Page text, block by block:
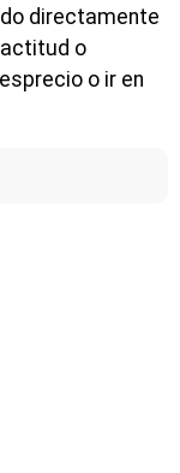
directamente
actitud o
o ir en